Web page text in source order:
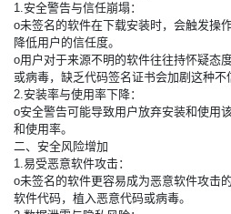
1.安全警告与信任崩塌：
o未签名的软件在下载安装时，会触发操
降低用户的信任度。
o用户对于来源不明的软件往往持怀疑态
或病毒，缺乏代码签名证书会加剧这种不
2.安装率与使用率下降：
o安全警告可能导致用户放弃安装和使用
和使用率。
二、安全风险增加
1.易受恶意软件攻击：
o未签名的软件更容易成为恶意软件攻击
软件代码，植入恶意代码或病毒。